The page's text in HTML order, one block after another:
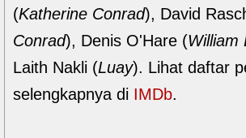
(Katherine Conrad), David
Conrad), Denis O'Hare (William
Laith Nakli (Luay). Lihat daftar
selengkapnya di IMDb.